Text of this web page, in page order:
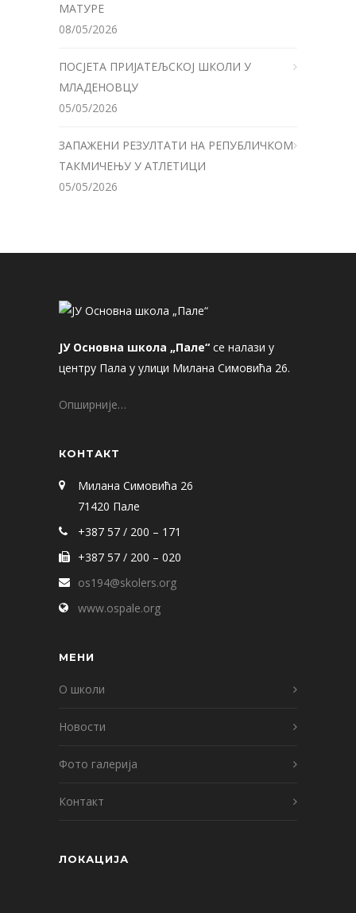
МАТУРЕ
08/05/2026
ПОСЈЕТА ПРИЈАТЕЉСКОЈ ШКОЛИ У
МЛАДЕНОВЦУ
05/05/2026
ЗАПАЖЕНИ РЕЗУЛТАТИ НА РЕПУБЛИЧКОМ
ТАКМИЧЕЊУ У АТЛЕТИЦИ
05/05/2026
ЈУ Основна школа „Пале“ се налази у
центру Пала у улици Милана Симовића 26.
Опширније…
КОНТАКТ
Милана Симовића 26
71420 Пале
+387 57 / 200 – 171
+387 57 / 200 – 020
os194@skolers.org
www.ospale.org
МЕНИ
О школи
Новости
Фото галерија
Контакт
ЛОКАЦИЈА